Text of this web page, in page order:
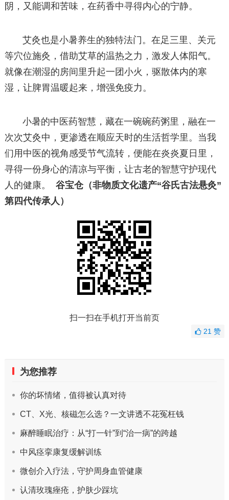
阴，又能调和苦味，在药香中寻得内心的宁静。
艾灸也是小暑养生的独特法门。在足三里、关元
等穴位施灸，借助艾草的温热之力，激发人体阳气。
就像在潮湿的房间里升起一团小火，驱散体内的寒
湿，让脾胃温暖起来，增强免疫力。
小暑的中医药智慧，藏在一碗碗药粥里，融在一
次次艾灸中，更渗透在顺应天时的生活哲学里。当我
们用中医的视角感受节气流转，便能在炎炎夏日里，
寻得一份身心的清凉与平衡，让古老的智慧守护现代
人的健康。
谷宝仓（非物质文化遗产“谷氏古法悬灸”
第四代传承人）
扫一扫在手机打开当前页
21赞
为您推荐
你的坏情绪，值得被认真对待
CT、X光、核磁怎么选？一文讲透不花冤枉钱
麻醉睡眠治疗：从“打一针”到“治一病”的跨越
中风痉挛康复缓解训练
微创介入疗法，守护周身血管健康
认清玫瑰痤疮，护肤少踩坑